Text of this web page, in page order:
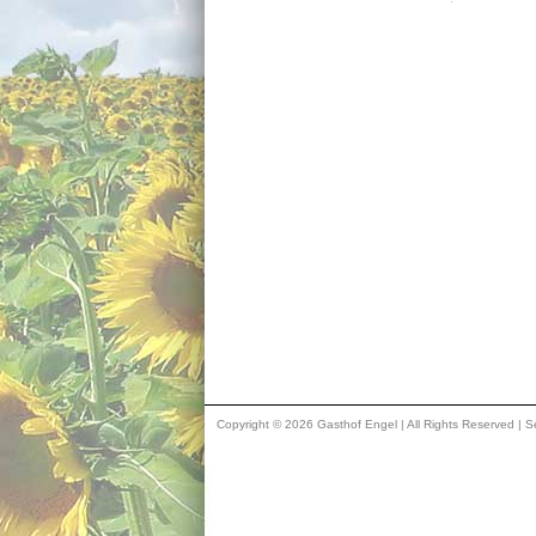
Copyright © 2026 Gasthof Engel | All Rights Reserved |